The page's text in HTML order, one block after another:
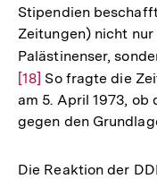
Stipendien
Zeitungen) nicht
Palästinenser,
[18] So fragte die
am 5. April 1973, ob
gegen den
Die Reaktion der